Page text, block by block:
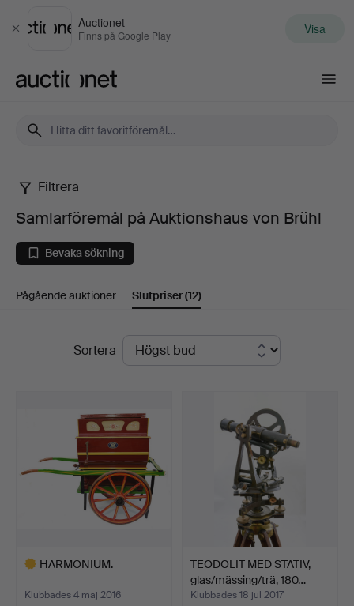
Stäng
Auctionet
Finns på Google Play Visa
Samlarföremål
på
Auktionshaus
von
Filtrera
Samlarföremål på Auktionshaus von Brühl
Bevaka sökning
Pågående auktioner Slutpriser(12)
SlutpriserSortera
HARMONIUM.
Klubbades 4 maj 2016
TEODOLIT MED STATIV,
glas/mässing/trä, 180…
Klubbades 18 jul 2017